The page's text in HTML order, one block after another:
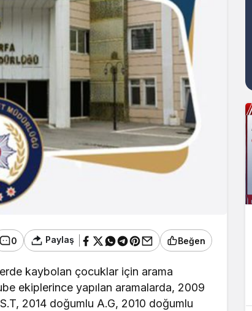
0 Paylaş Beğen
kaybolan çocuklar için arama
ekiplerince yapılan aramalarda, 2009
2014 doğumlu A.G, 2010 doğumlu